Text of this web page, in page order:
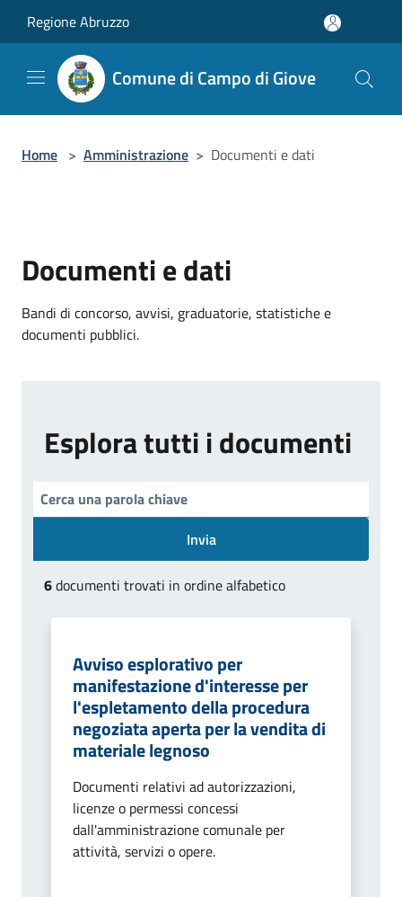
Regione Abruzzo
Comune di Campo di Giove
Home > Amministrazione > Documenti e dati
Documenti e dati
Bandi di concorso, avvisi, graduatorie, statistiche e
documenti pubblici.
Esplora tutti i documenti
Invia
6documenti trovati in ordine alfabetico
Avviso esplorativo per
manifestazione d'interesse per
l'espletamento della procedura
negoziata aperta per la vendita di
materiale legnoso
Documenti relativi ad autorizzazioni,
licenze o permessi concessi
dall'amministrazione comunale per
attività, servizi o opere.